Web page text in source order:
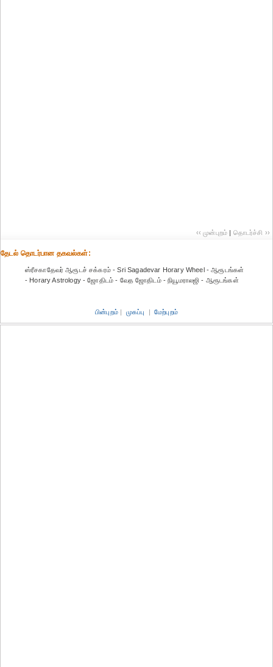
‹‹ முன்புறம் | தொடர்ச்சி ››
தேட‌ல் தொட‌ர்பான தகவ‌ல்க‌ள்:
ஸ்ரீசகாதேவர் ஆரூடச் சக்கரம் - Sri Sagadevar Horary Wheel - ஆரூடங்கள்
- Horary Astrology - ஜோதிடம் - வேத ஜோதிடம் - நியூமராலஜி - ஆரூடங்கள்
பின்புறம் | முகப்பு | மேற்புறம்